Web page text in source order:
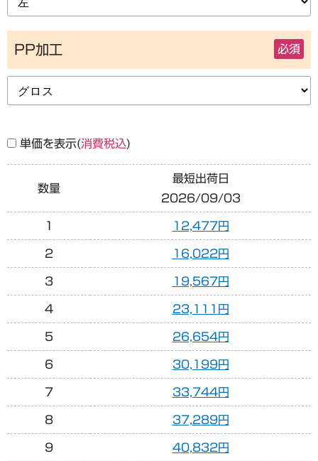
PP加工 必須
単価を表示(消費税込)
数量
最短出荷日
2026/09/03
1 12,477円
2 16,022円
3 19,567円
4 23,111円
5 26,654円
6 30,199円
7 33,744円
8 37,289円
9 40,832円